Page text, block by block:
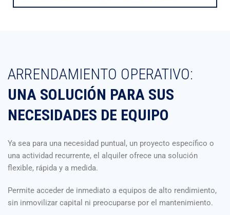
ARRENDAMIENTO OPERATIVO:
UNA SOLUCIÓN PARA SUS
NECESIDADES DE EQUIPO
Ya sea para una necesidad puntual, un proyecto específico o
una actividad recurrente, el alquiler ofrece una solución
flexible, rápida y a medida.
Permite acceder de inmediato a equipos de alto rendimiento,
sin inmovilizar capital ni preocuparse por el mantenimiento.